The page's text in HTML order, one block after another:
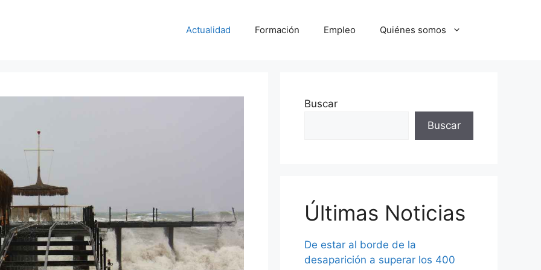
Actualidad Formación Empleo Quiénes somos
Buscar
Buscar
Últimas Noticias
De estar al borde de la
desaparición a superar los 400